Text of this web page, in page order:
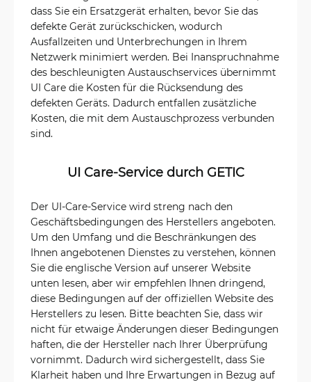
dass Sie ein Ersatzgerät erhalten, bevor Sie das
defekte Gerät zurückschicken, wodurch
Ausfallzeiten und Unterbrechungen in Ihrem
Netzwerk minimiert werden. Bei Inanspruchnahme
des beschleunigten Austauschservices übernimmt
UI Care die Kosten für die Rücksendung des
defekten Geräts. Dadurch entfallen zusätzliche
Kosten, die mit dem Austauschprozess verbunden
sind.
UI Care-Service durch GETIC
Der UI-Care-Service wird streng nach den
Geschäftsbedingungen des Herstellers angeboten.
Um den Umfang und die Beschränkungen des
Ihnen angebotenen Dienstes zu verstehen, können
Sie die englische Version auf unserer Website
unten lesen, aber wir empfehlen Ihnen dringend,
diese Bedingungen auf der offiziellen Website des
Herstellers zu lesen. Bitte beachten Sie, dass wir
nicht für etwaige Änderungen dieser Bedingungen
haften, die der Hersteller nach Ihrer Überprüfung
vornimmt. Dadurch wird sichergestellt, dass Sie
Klarheit haben und Ihre Erwartungen in Bezug auf